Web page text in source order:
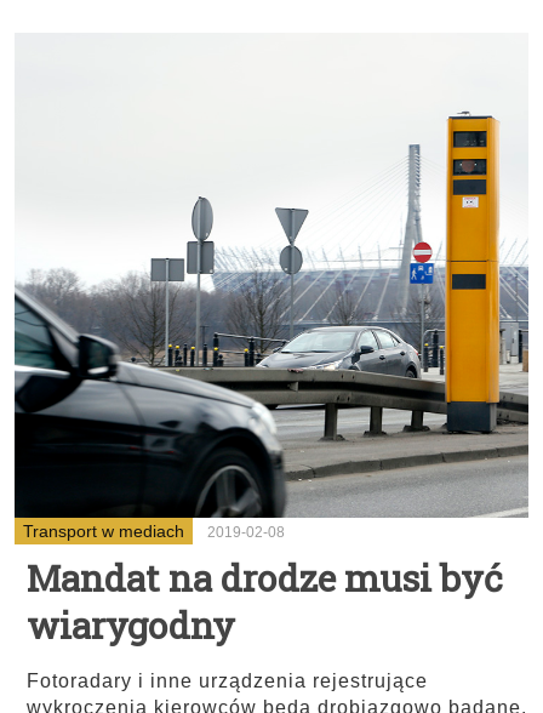
Transport w mediach 2019-02-08
Mandat na drodze musi być
wiarygodny
Fotoradary i inne urządzenia rejestrujące
wykroczenia kierowców będą drobiazgowo badane.